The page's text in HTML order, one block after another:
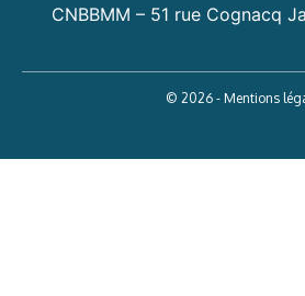
CNBBMM – 51 rue Cognacq
© 2026 - Mentions